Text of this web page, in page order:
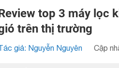
top 3 máy lọc
trên thị trường
giả: Nguyễn Nguyên Cập